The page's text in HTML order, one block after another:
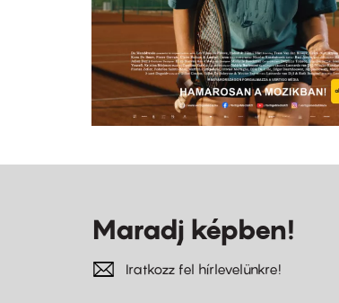
Maradj képben!
Iratkozz fel hírlevelünkre!